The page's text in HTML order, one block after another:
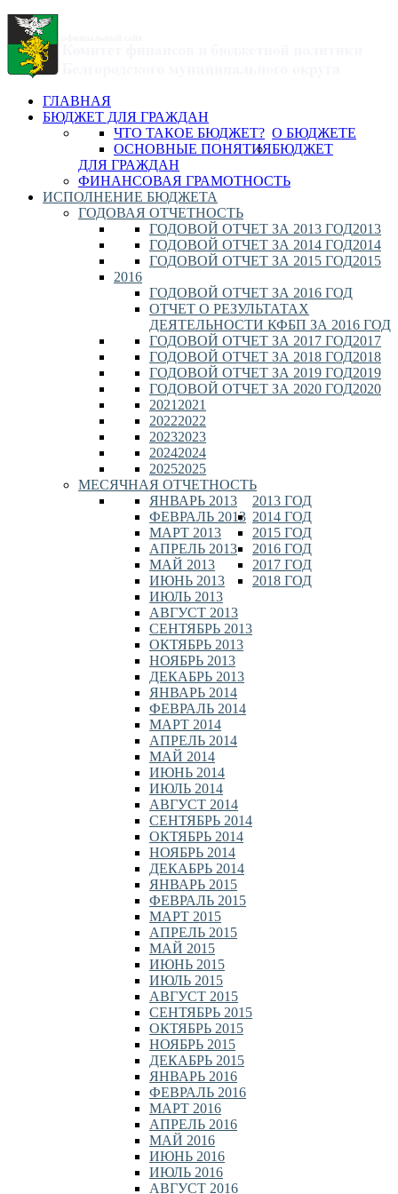
ГЛАВНАЯ
БЮДЖЕТ ДЛЯ ГРАЖДАН
О БЮДЖЕТЕ
ЧТО ТАКОЕ БЮДЖЕТ?
ОСНОВНЫЕ ПОНЯТИЯБЮДЖЕТ
ДЛЯ ГРАЖДАН
ФИНАНСОВАЯ ГРАМОТНОСТЬ
ИСПОЛНЕНИЕ БЮДЖЕТА
ГОДОВАЯ ОТЧЕТНОСТЬ
2013
ГОДОВОЙ ОТЧЕТ ЗА 2013 ГОД
2014
ГОДОВОЙ ОТЧЕТ ЗА 2014 ГОД
2015
ГОДОВОЙ ОТЧЕТ ЗА 2015 ГОД
2016
ГОДОВОЙ ОТЧЕТ ЗА 2016 ГОД
ОТЧЕТ О РЕЗУЛЬТАТАХ
ДЕЯТЕЛЬНОСТИ КФБП ЗА 2016 ГОД
2017
ГОДОВОЙ ОТЧЕТ ЗА 2017 ГОД
2018
ГОДОВОЙ ОТЧЕТ ЗА 2018 ГОД
2019
ГОДОВОЙ ОТЧЕТ ЗА 2019 ГОД
2020
ГОДОВОЙ ОТЧЕТ ЗА 2020 ГОД
2021
2021
2022
2022
2023
2023
2024
2024
2025
2025
МЕСЯЧНАЯ ОТЧЕТНОСТЬ
2013 ГОД
ЯНВАРЬ 2013
ФЕВРАЛЬ 2013
МАРТ 2013
АПРЕЛЬ 2013
МАЙ 2013
ИЮНЬ 2013
ИЮЛЬ 2013
АВГУСТ 2013
СЕНТЯБРЬ 2013
ОКТЯБРЬ 2013
НОЯБРЬ 2013
ДЕКАБРЬ 2013
2014 ГОД
ЯНВАРЬ 2014
ФЕВРАЛЬ 2014
МАРТ 2014
АПРЕЛЬ 2014
МАЙ 2014
ИЮНЬ 2014
ИЮЛЬ 2014
АВГУСТ 2014
СЕНТЯБРЬ 2014
ОКТЯБРЬ 2014
НОЯБРЬ 2014
ДЕКАБРЬ 2014
2015 ГОД
ЯНВАРЬ 2015
ФЕВРАЛЬ 2015
МАРТ 2015
АПРЕЛЬ 2015
МАЙ 2015
ИЮНЬ 2015
ИЮЛЬ 2015
АВГУСТ 2015
СЕНТЯБРЬ 2015
ОКТЯБРЬ 2015
НОЯБРЬ 2015
ДЕКАБРЬ 2015
2016 ГОД
ЯНВАРЬ 2016
ФЕВРАЛЬ 2016
МАРТ 2016
АПРЕЛЬ 2016
МАЙ 2016
ИЮНЬ 2016
ИЮЛЬ 2016
АВГУСТ 2016
2017 ГОД
2018 ГОД